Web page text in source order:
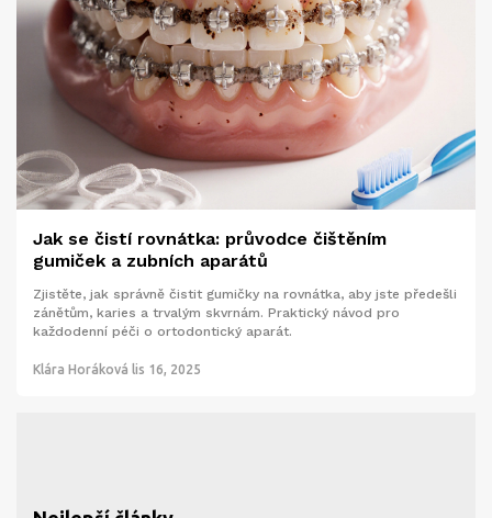
Jak se čistí rovnátka: průvodce čištěním
gumiček a zubních aparátů
Zjistěte, jak správně čistit gumičky na rovnátka, aby jste předešli
zánětům, karies a trvalým skvrnám. Praktický návod pro
každodenní péči o ortodontický aparát.
Klára Horáková lis 16, 2025